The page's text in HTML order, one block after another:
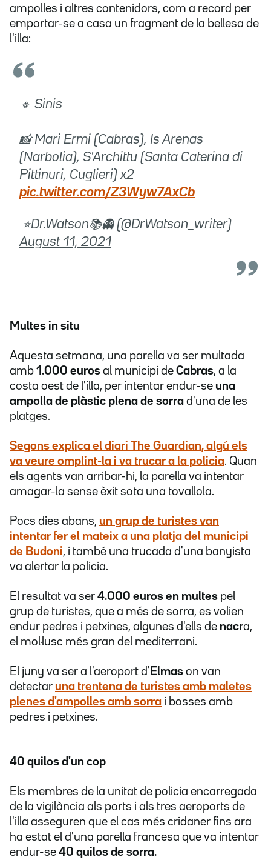
ampolles i altres contenidors, com a record per
emportar-se a casa un fragment de la bellesa de
l'illa:
🔸 Sinis
📸 Mari Ermi (Cabras), Is Arenas
(Narbolia), S'Archittu (Santa Caterina di
Pittinuri, Cuglieri) x2
pic.twitter.com/Z3Wyw7AxCb
 ⭐Dr.Watson📚👻 (@DrWatson_writer)
August 11, 2021
Multes in situ
Aquesta setmana, una parella va ser multada
amb 1.000 euros al municipi de Cabras, a la
costa oest de l'illa, per intentar endur-se una
ampolla de plàstic plena de sorra d'una de les
platges.
Segons explica el diari The Guardian, algú els
va veure omplint-la i va trucar a la policia. Quan
els agents van arribar-hi, la parella va intentar
amagar-la sense èxit sota una tovallola.
Pocs dies abans, un grup de turistes van
intentar fer el mateix a una platja del municipi
de Budoni, i també una trucada d'una banyista
va alertar la policia.
El resultat va ser 4.000 euros en multes pel
grup de turistes, que a més de sorra, es volien
endur pedres i petxines, algunes d'ells de nacra,
el mol·lusc més gran del mediterrani.
El juny va ser a l'aeroport d' Elmas on van
detectar una trentena de turistes amb maletes
plenes d'ampolles amb sorra i bosses amb
pedres i petxines.
40 quilos d'un cop
Els membres de la unitat de policia encarregada
de la vigilància als ports i als tres aeroports de
l'illa asseguren que el cas més cridaner fins ara
ha estat el d'una parella francesa que va intentar
endur-se 40 quilos de sorra.